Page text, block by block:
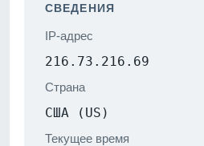
СВЕДЕНИЯ
IP-адрес
216.73.216.69
Страна
США (US)
Текущее время